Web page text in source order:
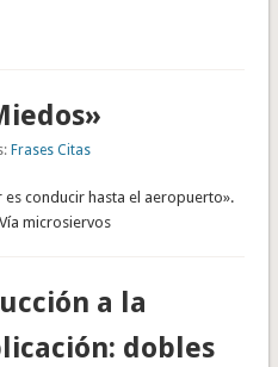
Frases Citas
conducir hasta el aeropuerto».
microsiervos
a la
dobles